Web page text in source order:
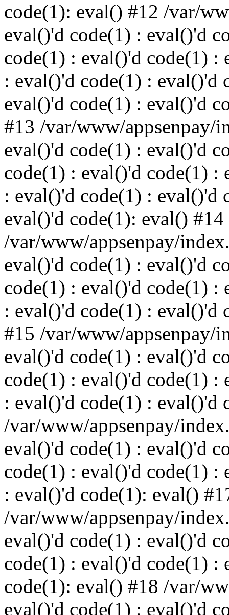
code(1): eval() #12 /var/
eval()'d code(1) : eval()'d
code(1) : eval()'d code(1) :
: eval()'d code(1) : eval()'d
eval()'d code(1) : eval()'d
#13 /var/www/appsenpay/
eval()'d code(1) : eval()'d
code(1) : eval()'d code(1) :
: eval()'d code(1) : eval()'d
eval()'d code(1): eval() #14
/var/www/appsenpay/
eval()'d code(1) : eval()'d
code(1) : eval()'d code(1) :
: eval()'d code(1) : eval()'d
#15 /var/www/appsenpay/
eval()'d code(1) : eval()'d
code(1) : eval()'d code(1) :
: eval()'d code(1) : eval()'d
/var/www/appsenpay/
eval()'d code(1) : eval()'d
code(1) : eval()'d code(1) :
: eval()'d code(1): eval()
/var/www/appsenpay/
eval()'d code(1) : eval()'d
code(1) : eval()'d code(1) :
code(1): eval() #18 /var/
eval()'d code(1) : eval()'d